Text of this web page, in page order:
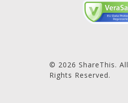
© 2026 ShareThis. All
Rights Reserved.